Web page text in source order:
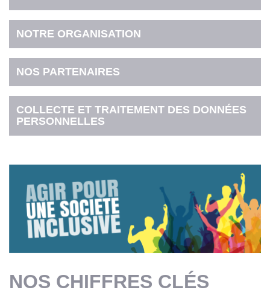
NOTRE ORGANISATION
NOS PARTENAIRES
COLLECTE ET TRAITEMENT DES DONNÉES
PERSONNELLES
NOS CHIFFRES CLÉS